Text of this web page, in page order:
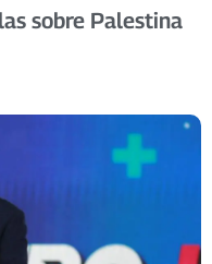
sobre Palestina